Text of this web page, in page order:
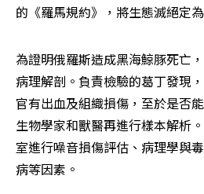
的《羅馬規約》，將生態滅絕定
為證明俄羅斯造成黑海鯨豚死亡
病理解剖。負責檢驗的葛丁發現
官有出血及組織損傷，至於是否
生物學家和獸醫再進行樣本解析
室進行噪音損傷評估、病理學與
病等因素。